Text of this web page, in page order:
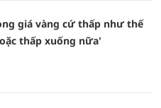
giá vàng cứ thấp như thế
thấp xuống nữa'